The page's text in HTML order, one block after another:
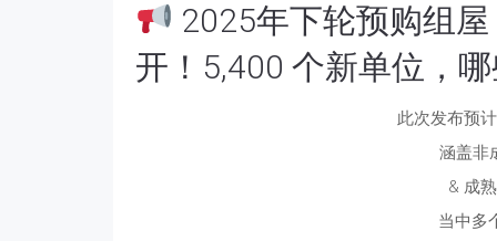
2025年下轮预购组
开！5,400 个新单位，
此次发布预
涵盖非
& 成
当中多